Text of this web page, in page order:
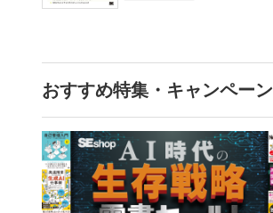
おすすめ特集・キャンペーン